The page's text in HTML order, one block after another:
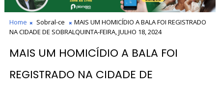
Home Sobral-ce
MAIS UM HOMICÍDIO A BALA FOI REGISTRADO
NA CIDADE DE SOBRALQUINTA-FEIRA, JULHO 18, 2024
MAIS UM HOMICÍDIO A BALA FOI
REGISTRADO NA CIDADE DE